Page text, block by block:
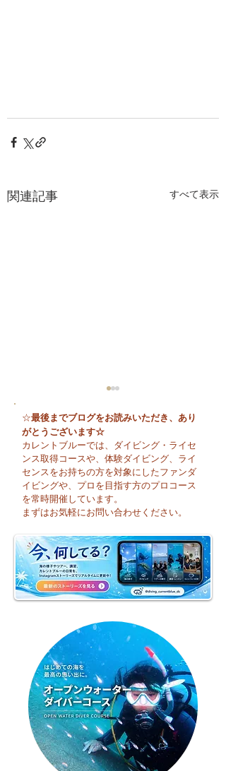
関連記事 すべて表示
😊 海へ戻る第一歩！リ
フレッシュコース開催♪
☆最後までブログをお読みいただき、あり
がとうございます☆
カレントブルーでは、ダイビング・ライセ
ンス取得コースや、体験ダイビング、ライ
センスをお持ちの方を対象にしたファンダ
イビングや、プロを目指す方のプロコース
を常時開催しています。
まずはお気軽にお問い合わせください。